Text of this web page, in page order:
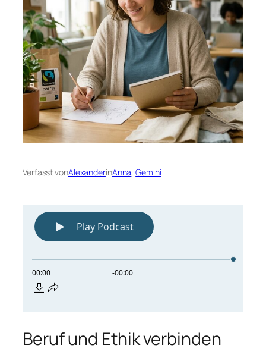
Verfasst vonAlexanderinAnna, Gemini
Beruf und Ethik verbinden